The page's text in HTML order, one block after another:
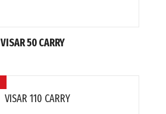
VISAR 50 CARRY